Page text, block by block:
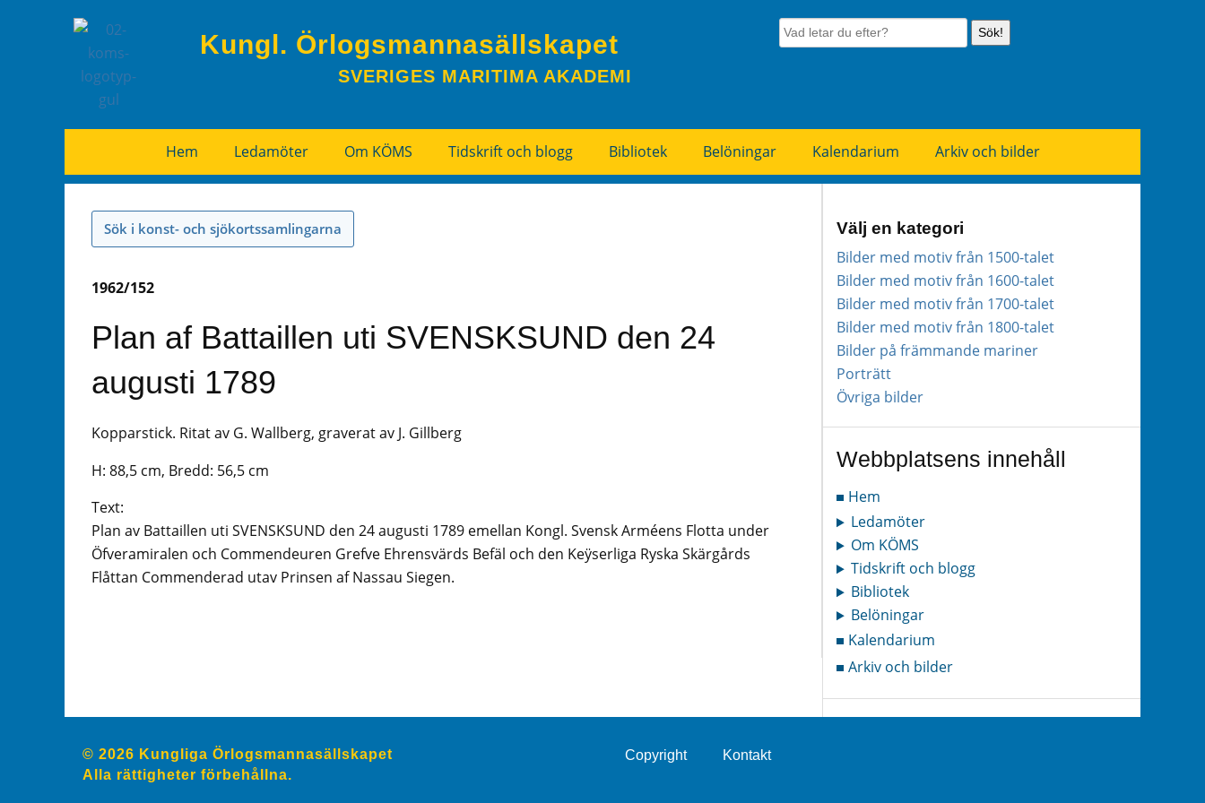
Kungl. Örlogsmannasällskapet
SVERIGES MARITIMA AKADEMI
Sök!
Hem Ledamöter Om KÖMS Tidskrift och blogg Bibliotek Belöningar Kalendarium Arkiv och bilder
Sök i konst- och sjökortssamlingarna
1962/152
Plan af Battaillen uti SVENSKSUND den 24
augusti 1789
Kopparstick. Ritat av G. Wallberg, graverat av J. Gillberg
H: 88,5 cm, Bredd: 56,5 cm
Text:
Plan av Battaillen uti SVENSKSUND den 24 augusti 1789 emellan Kongl. Svensk Arméens Flotta under
Öfveramiralen och Commendeuren Grefve Ehrensvärds Befäl och den Keÿserliga Ryska Skärgårds
Flåttan Commenderad utav Prinsen af Nassau Siegen.
Välj en kategori
Bilder med motiv från 1500-talet
Bilder med motiv från 1600-talet
Bilder med motiv från 1700-talet
Bilder med motiv från 1800-talet
Bilder på främmande mariner
Porträtt
Övriga bilder
Webbplatsens innehåll
Hem
Ledamöter
Om KÖMS
Tidskrift och blogg
Bibliotek
Belöningar
Kalendarium
Arkiv och bilder
© 2026 Kungliga Örlogsmannasällskapet
Alla rättigheter förbehållna.
Copyright Kontakt